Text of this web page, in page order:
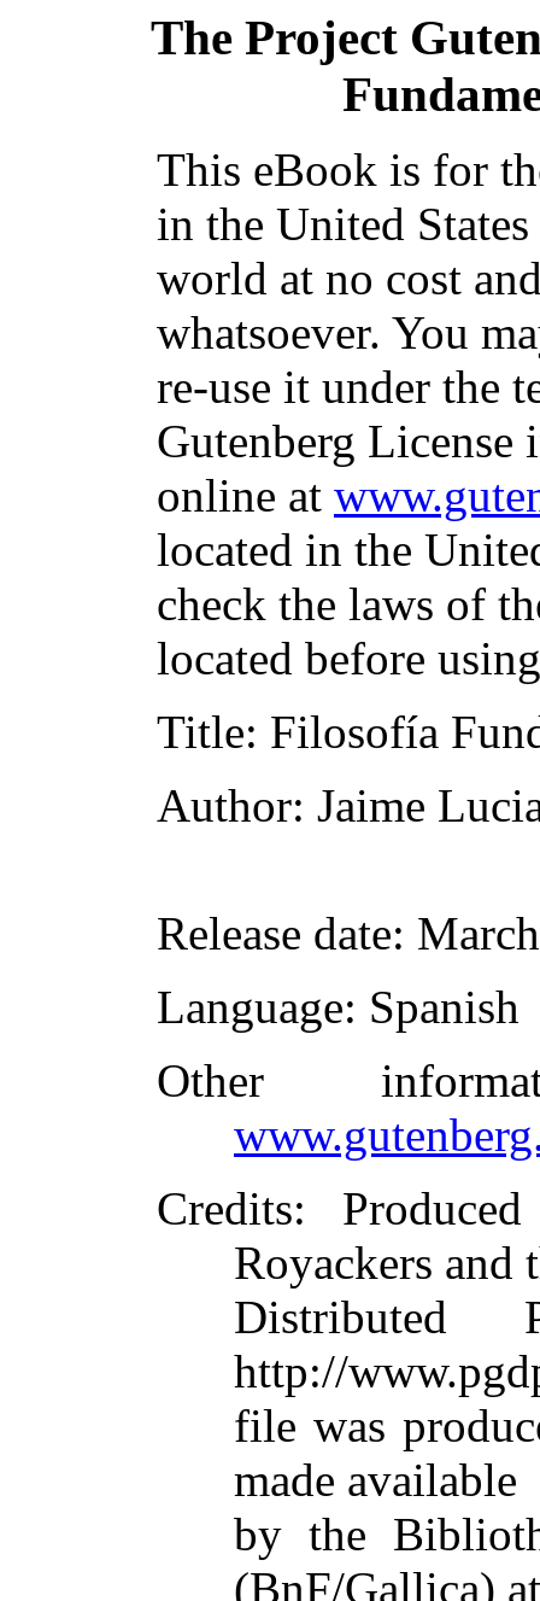
The Project
This eBook is for
in the United
world at no cost
whatsoever. You
re-use it under the
Gutenberg
online at
located in the
check the laws of
located before
Title: Filosofía
Author: Jaime
Release date:
Language: Spanish
Other
Credits:
Royackers and
Distributed
http://
file was
made available
by the
(BnF/Gallica) at